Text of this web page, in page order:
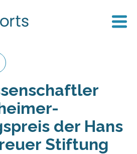
der Hans
Stiftung